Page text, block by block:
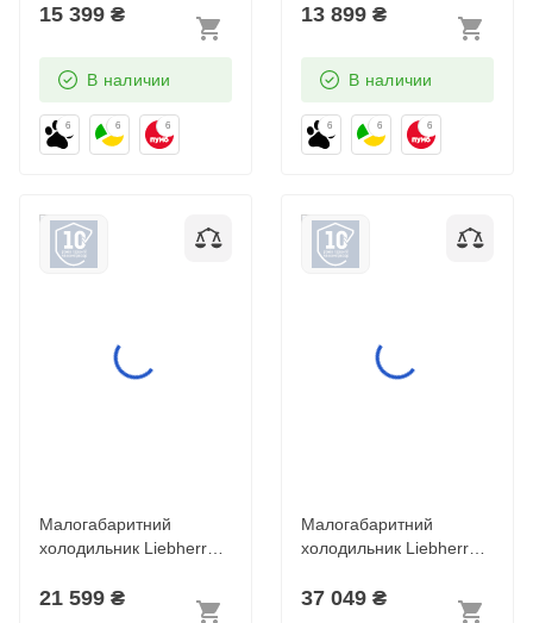
15 399 ₴
В наличии
6 6 6
13 899 ₴
В наличии
6 6 6
Малогабаритний
холодильник Liebherr
Малогабаритний
холодильник Liebherr
21 599 ₴
Малогабаритний
холодильник Liebherr
Малогабаритний
холодильник Liebherr
37 049 ₴